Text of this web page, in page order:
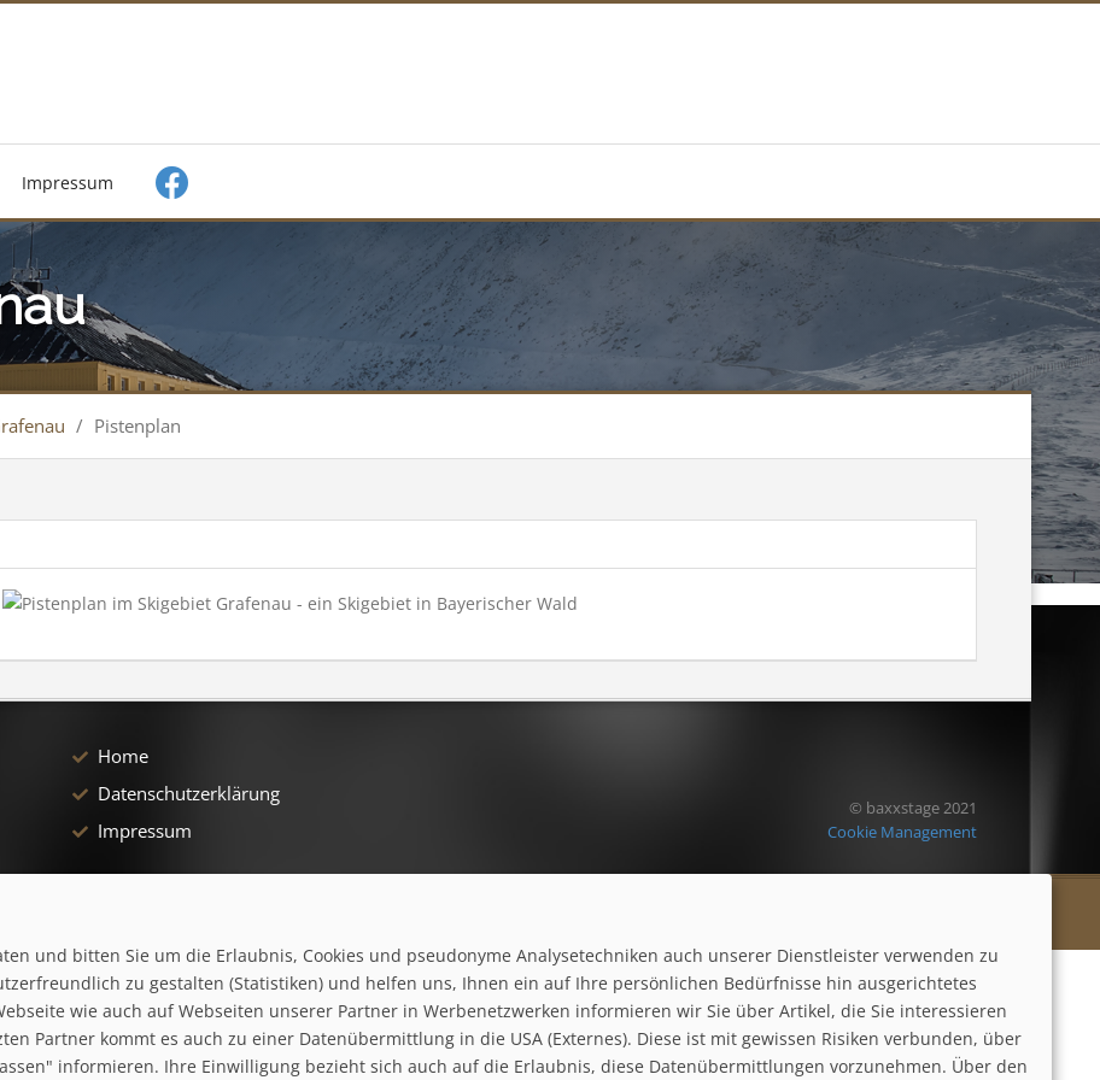
Impressum
/ Pistenplan
Home
Datenschutzerklärung
Impressum
© baxxstage 2021
Cookie Management
und bitten Sie um die Erlaubnis, Cookies und pseudonyme Analysetechniken auch unserer Dienstleister verwenden zu
zu gestalten (Statistiken) und helfen uns, Ihnen ein auf Ihre persönlichen Bedürfnisse hin ausgerichtetes
wie auch auf Webseiten unserer Partner in Werbenetzwerken informieren wir Sie über Artikel, die Sie interessieren
Partner kommt es auch zu einer Datenübermittlung in die USA (Externes). Diese ist mit gewissen Risiken verbunden, über
informieren. Ihre Einwilligung bezieht sich auch auf die Erlaubnis, diese Datenübermittlungen vorzunehmen. Über den